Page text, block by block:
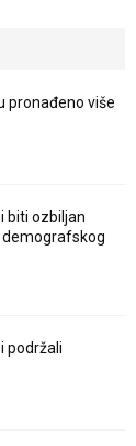
pronađeno više
biti ozbiljan
podržali